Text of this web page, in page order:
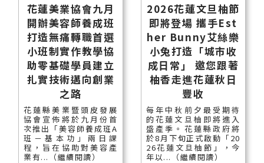
花蓮美業協會九月
開辦美容師養成班
打造無痛轉職首選
小班制實作教學協
助零基礎學員建立
扎實技術邁向創業
之路
花蓮縣美業暨頭皮發展
協會宣佈將於九月份首
次推出「美容師養成班A
班－基本功」兩日課
程，旨在協助對美容產
業有...（繼續閱讀）
2026花蓮文旦柚節
即將登場 攜手Est
her Bunny艾絲樂
小兔打造「城市收
成日常」 邀您跟著
柚香走進花蓮秋日
豐收
每年中秋前夕最受期待
的花蓮文旦柚即將進入
盛產季。花蓮縣政府將
於8月下旬正式啟動「20
26花蓮文旦柚節」，今
年以...（繼續閱讀）